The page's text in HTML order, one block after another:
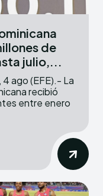
de
julio,...
ago (EFE).- La
recibió
entre enero